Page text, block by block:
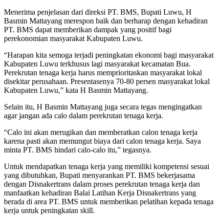
Menerima penjelasan dari direksi PT. BMS, Bupati Luwu, H
Basmin Mattayang merespon baik dan berharap dengan kehadiran
PT. BMS dapat memberikan dampak yang positif bagi
perekonomian masyarakat Kabupaten Luwu.
“Harapan kita semoga terjadi peningkatan ekonomi bagi masyarakat
Kabupaten Luwu terkhusus lagi masyarakat kecamatan Bua.
Perekrutan tenaga kerja harus memprioritaskan masyarakat lokal
disekitar perusahaan. Presentasenya 70-80 persen masyarakat lokal
Kabupaten Luwu,” kata H Basmin Mattayang.
Selain itu, H Basmin Mattayang juga secara tegas mengingatkan
agar jangan ada calo dalam perekrutan tenaga kerja.
“Calo ini akan merugikan dan memberatkan calon tenaga kerja
karena pasti akan memungut biaya dari calon tenaga kerja. Saya
minta PT. BMS hindari calo-calo itu,” tegasnya.
Untuk mendapatkan tenaga kerja yang memiliki kompetensi sesuai
yang dibutuhkan, Bupati menyarankan PT. BMS bekerjasama
dengan Disnakertrans dalam proses perekrutan tenaga kerja dan
manfaatkan kehadiran Balai Latihan Kerja Disnakertrans yang
berada di area PT. BMS untuk memberikan pelatihan kepada tenaga
kerja untuk peningkatan skill.